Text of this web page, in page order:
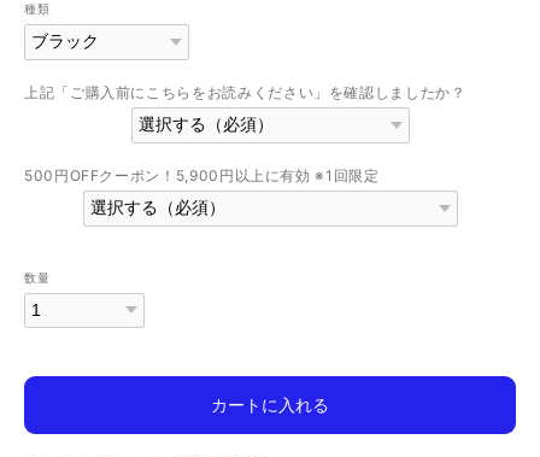
種類
上記「ご購入前にこちらをお読みください」を確認しましたか？
500円OFFクーポン！5,900円以上に有効 ※1回限定
数量
カートに入れる